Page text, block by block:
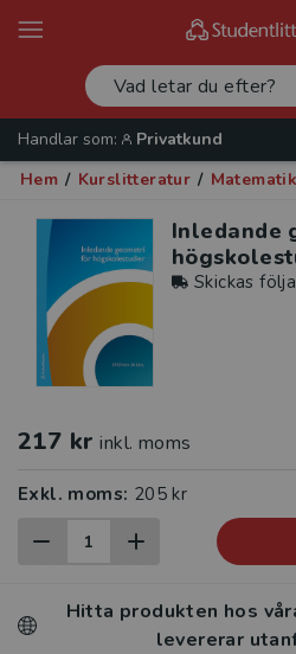
Handlar som:
Privatkund
Hem / Kurslitteratur /
Inledande
Skickas
217 kr inkl. moms
Exkl. moms: 205 kr
Hitta produkten hos
levererar